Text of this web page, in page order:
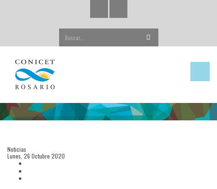
Noticias
Lunes, 26 Octubre 2020